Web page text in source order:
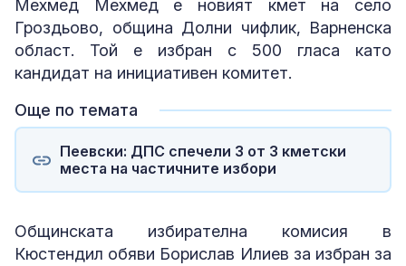
Мехмед Мехмед е новият кмет на село
Гроздьово, община Долни чифлик, Варненска
област. Той е избран с 500 гласа като
кандидат на инициативен комитет.
Още по темата
Пеевски: ДПС спечели 3 от 3 кметски
места на частичните избори
Общинската избирателна комисия в
Кюстендил обяви Борислав Илиев за избран за